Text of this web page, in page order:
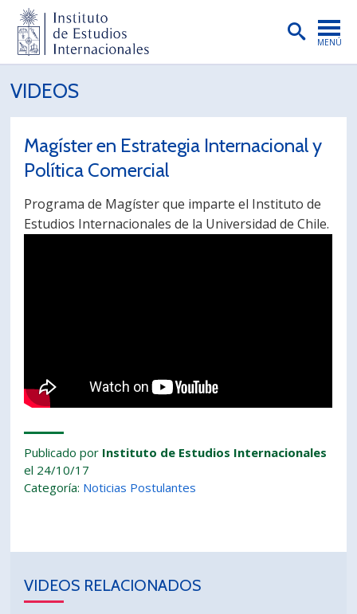
MENÚ
INSTITUTO
PREGRADO
POSTGRADO
INVESTIGACIÓN
PORTUGUÊS
Postulantes
Estudiantes
Académicos
VIDEOS
Magíster en Estrategia Internacional y
Política Comercial
Programa de Magíster que imparte el Instituto de
Estudios Internacionales de la Universidad de Chile.
Publicado por Instituto de Estudios Internacionales
el 24/10/17
Categoría: Noticias Postulantes
VIDEOS RELACIONADOS